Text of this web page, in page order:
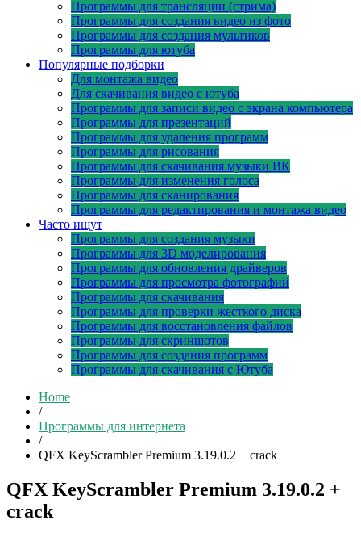
Программы для трансляции (стрима)
Программы для создания видео из фото
Программы для создания мультиков
Программы для ютуба
Популярные подборки
Для монтажа видео
Для скачивания видео с ютуба
Программы для записи видео с экрана компьютера
Программы для презентаций
Программы для удаления программ
Программы для рисования
Программы для скачивания музыки ВК
Программы для изменения голоса
Программы для сканирования
Программы для редактирования и монтажа видео
Часто ищут
Программы для создания музыки
Программы для 3D моделирования
Программы для обновления драйверов
Программы для просмотра фотографий
Программы для скачивания
Программы для проверки жесткого диска
Программы для восстановления файлов
Программы для скриншотов
Программы для создания программ
Программы для скачивания с Ютуба
Home
/
Программы для интернета
/
QFX KeyScrambler Premium 3.19.0.2 + crack
QFX KeyScrambler Premium 3.19.0.2 +
crack